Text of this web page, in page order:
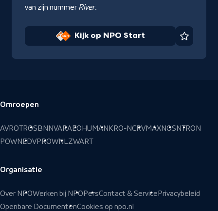
van zijn nummer River.
Kijk op NPO Start
Voettekst
Omroepen
AVROTROSBNNVARAEOHUMANKRO-NCRVMAXNOSNTRON
POWNEDVPROWNLZWART
Organisatie
Over NPOWerken bij NPO PersContact & Service Privacybeleid
Openbare DocumentenCookies op npo.nl